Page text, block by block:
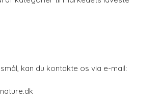
kan du kontakte os via e-mail: